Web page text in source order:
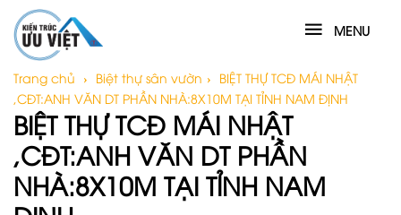
MENU
Trang chủ › Biệt thự sân vườn › BIỆT THỰ TCĐ MÁI NHẬT
,CĐT:ANH VĂN DT PHẦN NHÀ:8X10M TẠI TỈNH NAM ĐỊNH
BIỆT THỰ TCĐ MÁI NHẬT
,CĐT:ANH VĂN DT PHẦN
NHÀ:8X10M TẠI TỈNH NAM